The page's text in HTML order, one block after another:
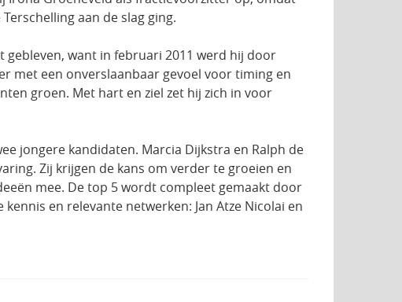
aan de slag ging.
gebleven, want in februari 2011 werd hij door
met een onverslaanbaar gevoel voor timing en
groen. Met hart en ziel zet hij zich in voor
jongere kandidaten. Marcia Dijkstra en Ralph de
Zij krijgen de kans om verder te groeien en
mee. De top 5 wordt compleet gemaakt door
en relevante netwerken: Jan Atze Nicolai en